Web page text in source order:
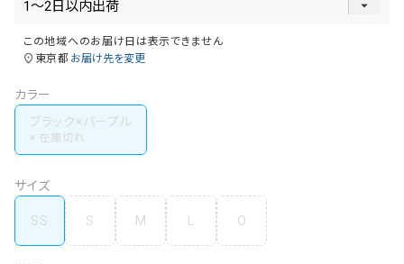
この地域へのお届け日は表示できません
東京都 お届け先を変更
カラー
ブラック×パープル
サイズ
SS S M O